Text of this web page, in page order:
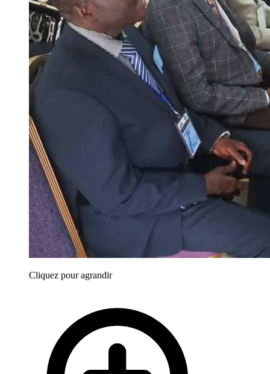
Cliquez pour agrandir